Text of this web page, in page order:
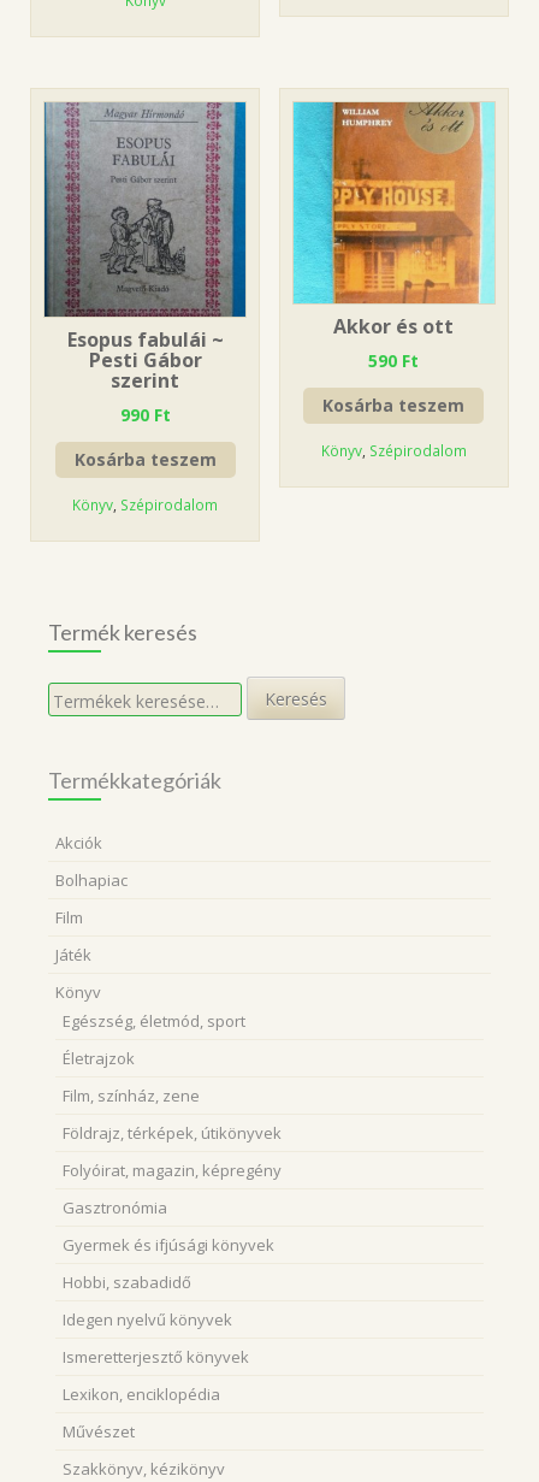
Esopus fabulái ~
Pesti Gábor
szerint
990 Ft
Kosárba teszem
Könyv Szépirodalom
Akkor és ott
590 Ft
Kosárba teszem
Könyv, Szépirodalom
Termék keresés
Keresés
a
Keresés
Termékkategóriák
Akciók
Bolhapiac
Film
Játék
Könyv
Egészség, életmód, sport
Életrajzok
Film, színház, zene
Földrajz, térképek, útikönyvek
Folyóirat, magazin, képregény
Gasztronómia
Gyermek és ifjúsági könyvek
Hobbi, szabadidő
Idegen nyelvű könyvek
Ismeretterjesztő könyvek
Lexikon, enciklopédia
Művészet
Szakkönyv, kézikönyv